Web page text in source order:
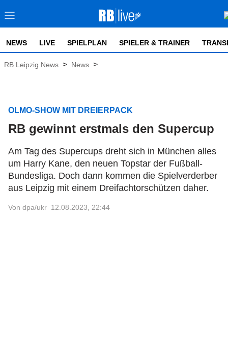
NEWS LIVE SPIELPLAN SPIELER & TRAINER
RB Leipzig News > News >
OLMO-SHOW MIT DREIERPACK
RB gewinnt erstmals den Supercup
Am Tag des Supercups dreht sich in München alles
um Harry Kane, den neuen Topstar der Fußball-
Bundesliga. Doch dann kommen die Spielverderber
aus Leipzig mit einem Dreifachtorschützen daher.
Von dpa/ukr 12.08.2023, 22:44